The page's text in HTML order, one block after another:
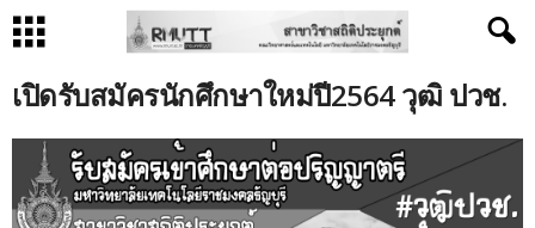
เปิดรับสมัครนักศึกษาใหม่ปี2564 วุฒิ ปวช.